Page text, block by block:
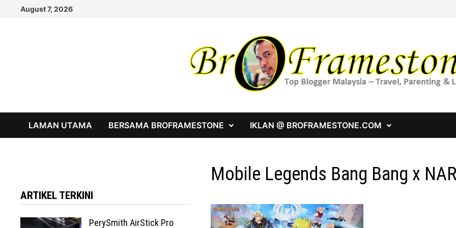
August 7, 2026
LAMAN UTAMA BERSAMA BROFRAMESTONE IKLAN @ BROFRAMESTONE.COM
Mobile Legends Bang Bang x
ARTIKEL TERKINI
PerySmith AirStick Pro